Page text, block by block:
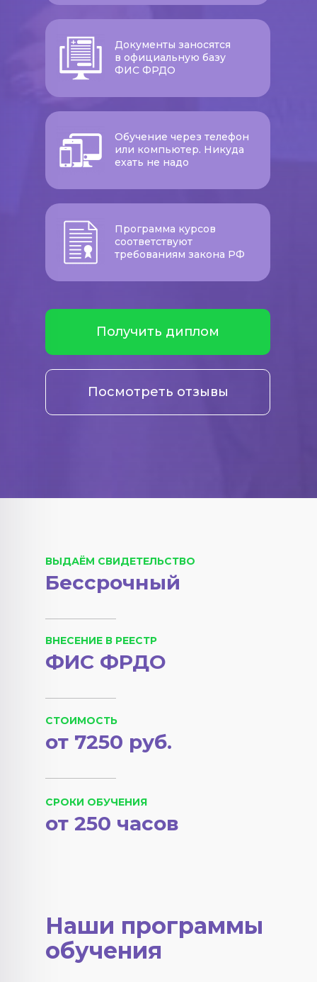
Получить диплом
Документы заносятся
в официальную базу
ФИС ФРДО
Обучение через телефон
или компьютер. Никуда
ехать не надо
Программа курсов
соответствуют
требованиям закона РФ
Посмотреть отзывы
ВЫДАЁМ СВИДЕТЕЛЬСТВО
Бессрочный
ВНЕСЕНИЕ В РЕЕСТР
ФИС ФРДО
СРОКИ ОБУЧЕНИЯ
СТОИМОСТЬ
от 250 часов
от 7250 руб.
Наши программы
обучения